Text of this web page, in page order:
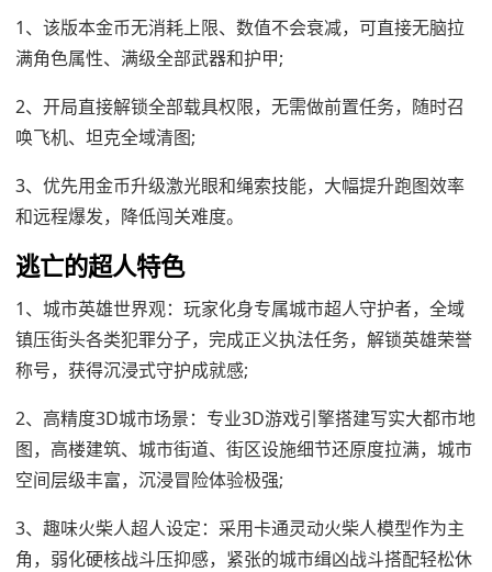
1、该版本金币无消耗上限、数值不会衰减，可直接无脑拉
满角色属性、满级全部武器和护甲;
2、开局直接解锁全部载具权限，无需做前置任务，随时召
唤飞机、坦克全域清图;
3、优先用金币升级激光眼和绳索技能，大幅提升跑图效率
和远程爆发，降低闯关难度。
逃亡的超人特色
1、城市英雄世界观：玩家化身专属城市超人守护者，全域
镇压街头各类犯罪分子，完成正义执法任务，解锁英雄荣誉
称号，获得沉浸式守护成就感;
2、高精度3D城市场景：专业3D游戏引擎搭建写实大都市地
图，高楼建筑、城市街道、街区设施细节还原度拉满，城市
空间层级丰富，沉浸冒险体验极强;
3、趣味火柴人超人设定：采用卡通灵动火柴人模型作为主
角，弱化硬核战斗压抑感，紧张的城市缉凶战斗搭配轻松休